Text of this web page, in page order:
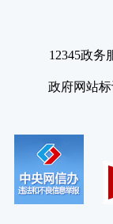
12345政务
政府网站